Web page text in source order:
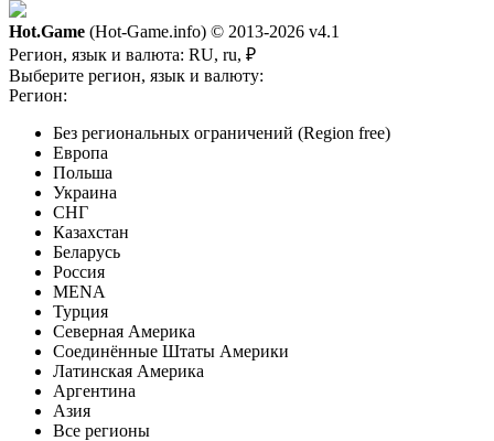
Hot.Game (Hot-Game.info) © 2013-2026 v4.1
Регион, язык и валюта: RU, ru, ₽
Выберите регион, язык и валюту:
Регион:
Без региональных ограничений (Region free)
Европа
Польша
Украина
СНГ
Казахстан
Беларусь
Россия
MENA
Турция
Северная Америка
Соединённые Штаты Америки
Латинская Америка
Аргентина
Азия
Все регионы